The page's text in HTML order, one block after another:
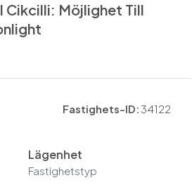
Cikcilli: Möjlighet Till
Fastighets-ID:34122
Lägenhet
Fastighetstyp